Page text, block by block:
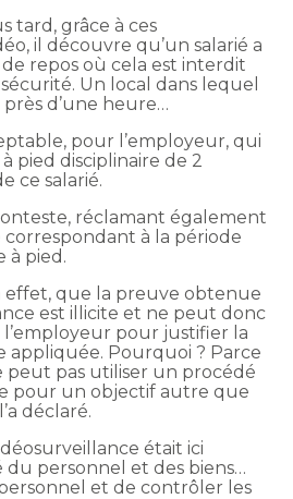
tard, grâce à ces
il découvre qu’un salarié a
repos où cela est interdit
Un local dans lequel
près d’une heure…
pour l’employeur, qui
pied disciplinaire de 2
ce salarié.
réclamant également
correspondant à la période
à pied.
effet, que la preuve obtenue
est illicite et ne peut donc
pour justifier la
appliquée. Pourquoi ? Parce
peut pas utiliser un procédé
pour un objectif autre que
déclaré.
était ici
du personnel et des biens…
et de contrôler les